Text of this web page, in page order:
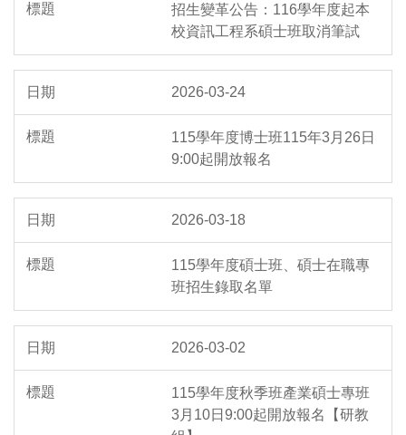
招生變革公告：116學年度起本
校資訊工程系碩士班取消筆試
2026-03-24
115學年度博士班115年3月26日
9:00起開放報名
2026-03-18
115學年度碩士班、碩士在職專
班招生錄取名單
2026-03-02
115學年度秋季班產業碩士專班
3月10日9:00起開放報名【研教